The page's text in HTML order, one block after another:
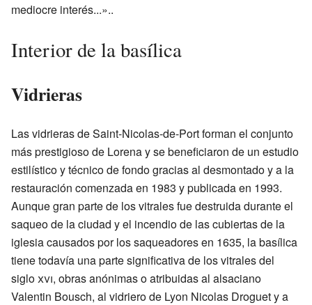
mediocre interés...»..
Interior de la basílica
Vidrieras
Las vidrieras de Saint-Nicolas-de-Port forman el conjunto
más prestigioso de Lorena y se beneficiaron de un estudio
estilístico y técnico de fondo gracias al desmontado y a la
restauración comenzada en 1983 y publicada en 1993.
Aunque gran parte de los vitrales fue destruida durante el
saqueo de la ciudad y el incendio de las cubiertas de la
iglesia causados por los saqueadores en 1635, la basílica
tiene todavía una parte significativa de los vitrales del
sigloxvi, obras anónimas o atribuidas al alsaciano
Valentin Bousch, al vidriero de Lyon Nicolas Droguet y a